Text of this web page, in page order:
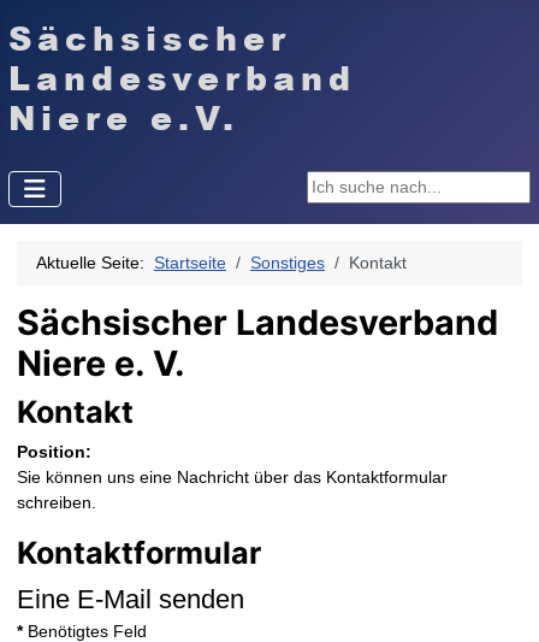
Suchen ...
Aktuelle Seite: Startseite Sonstiges Kontakt
Sächsischer Landesverband
Niere e. V.
Kontakt
Position:
Sie können uns eine Nachricht über das Kontaktformular
schreiben.
Kontaktformular
Eine E-Mail senden
*Benötigtes Feld